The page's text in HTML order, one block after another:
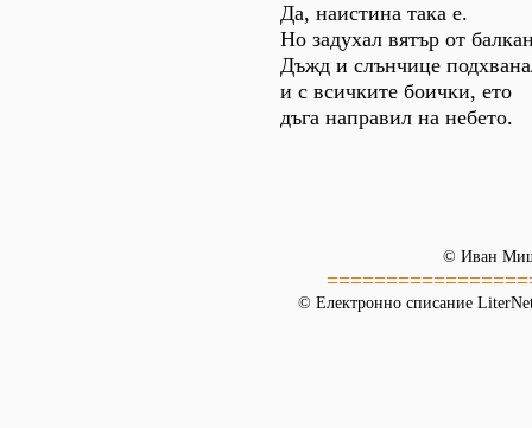
Да, наистина така е.
Но задухал вятър от
Дъжд и слънчице
и с всичките боички, ето
дъга направил на небето.
© Иван
© Електронно списание